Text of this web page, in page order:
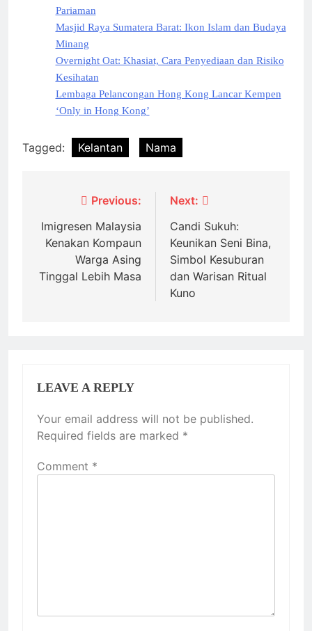
Pariaman
Masjid Raya Sumatera Barat: Ikon Islam dan Budaya
Minang
Overnight Oat: Khasiat, Cara Penyediaan dan Risiko
Kesihatan
Lembaga Pelancongan Hong Kong Lancar Kempen
‘Only in Hong Kong’
Tagged: Kelantan Nama
navigation
Previous:
Imigresen Malaysia
Kenakan Kompaun
Warga Asing
Tinggal Lebih Masa
Next:
Candi Sukuh:
Keunikan Seni Bina,
Simbol Kesuburan
dan Warisan Ritual
Kuno
LEAVE A REPLY
Your email address will not be published.
Required fields are marked *
Comment *